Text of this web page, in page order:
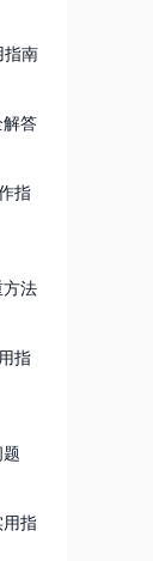
指南
答
指
法
指
指